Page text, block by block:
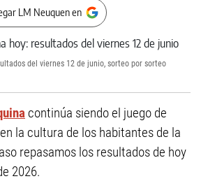
LM Neuquen en
del viernes 12 de junio, sorteo por sorteo
continúa siendo el juego de
la cultura de los habitantes de la
repasamos los resultados de hoy
2026.